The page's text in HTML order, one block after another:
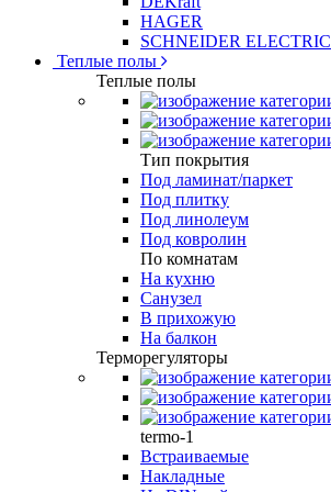
HAGER
SCHNEIDER ELECTRIC
Теплые полы
Теплые полы
Тип покрытия
Под ламинат/паркет
Под плитку
Под линолеум
Под ковролин
По комнатам
На кухню
Санузел
В прихожую
На балкон
Терморегуляторы
termo-1
Встраиваемые
Накладные